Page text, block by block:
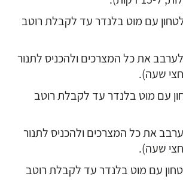
(לטחון עם מוט בלנדר עד לקבלת רוטב
את כל המצרכים ולהכניס לתנור
עם מוט בלנדר עד לקבלת רוטב
את כל המצרכים ולהכניס לתנור
עם מוט בלנדר עד לקבלת רוטב